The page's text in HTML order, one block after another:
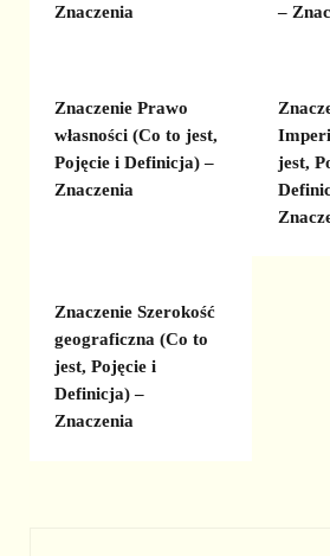
Znaczenia
–
Znaczenie Prawo
własności (Co to jest,
Pojęcie i Definicja) –
Znaczenia
jest,
Znaczenie Szerokość
geograficzna (Co to
jest, Pojęcie i
Definicja) –
Znaczenia